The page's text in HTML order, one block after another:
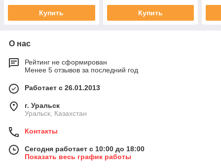
Купить Купить
О нас
Рейтинг не сформирован
Менее 5 отзывов за последний год
Работает с 26.01.2013
г. Уральск
Уральск, Казахстан
Контакты
Сегодня работает с 10:00 до 18:00
Показать весь график работы